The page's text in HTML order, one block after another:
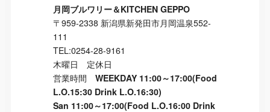
月岡ブルワリー＆KITCHEN GEPPO
〒959-2338 新潟県新発田市月岡温泉552-
111
TEL:0254-28-9161
木曜日 定休日
営業時間 WEEKDAY 11:00～17:00(Food
L.O.15:30 Drink L.O.16:30)
San 11:00～17:00(Food L.O.16:00 Drink